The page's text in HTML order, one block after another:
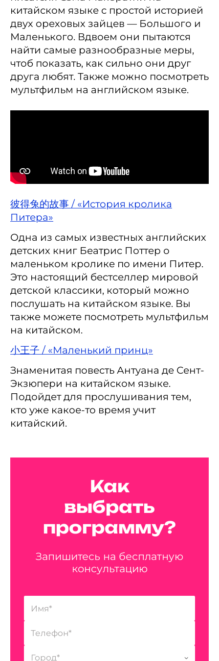
китайском языке с простой историей
двух ореховых зайцев — Большого и
Маленького. Вдвоем они пытаются
найти самые разнообразные меры,
чтоб показать, как сильно они друг
друга любят. Также можно посмотреть
мультфильм на английском языке.
彼得兔的故事 / «История кролика
Питера»
Одна из самых известных английских
детских книг Беатрис Поттер о
маленьком кролике по имени Питер.
Это настоящий бестселлер мировой
детской классики, который можно
послушать на китайском языке. Вы
также можете посмотреть мультфильм
на китайском.
小王子 / «Маленький принц»
Знаменитая повесть Антуана де Сент-
Экзюпери на китайском языке.
Подойдет для прослушивания тем,
кто уже какое-то время учит
китайский.
Как
выбрать
программу?
Запишитесь на бесплатную
консультацию